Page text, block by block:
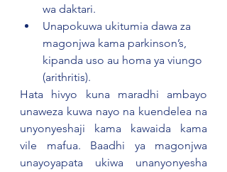
wa daktari.
Unapokuwa ukitumia dawa za
magonjwa kama parkinson’s,
kipanda uso au homa ya viungo
(arithritis).
Hata hivyo kuna maradhi ambayo
unaweza kuwa nayo na kuendelea na
unyonyeshaji kama kawaida kama
vile mafua. Baadhi ya magonjwa
unayoyapata ukiwa unanyonyesha